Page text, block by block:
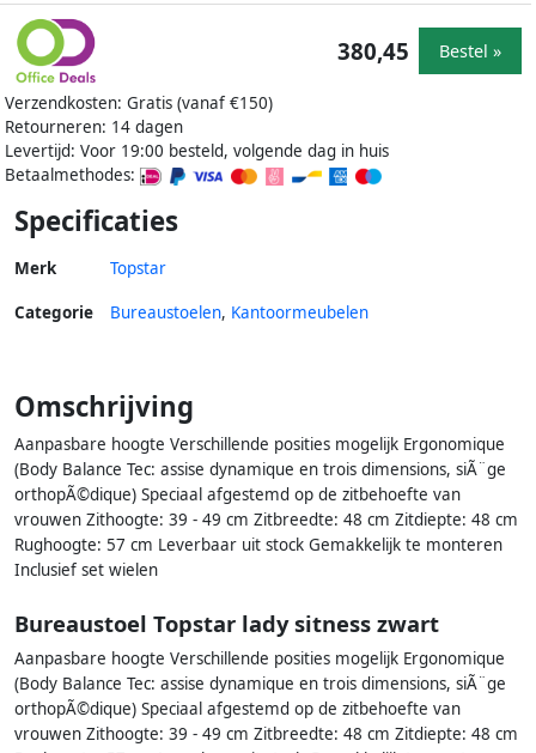
Verzendkosten: Gratis (vanaf €150)
Retourneren: 14 dagen
Levertijd: Voor 19:00 besteld, volgende dag in huis
Betaalmethodes:
380,45 Bestel »
Specificaties
Merk Topstar
Categorie Bureaustoelen, Kantoormeubelen
Omschrijving
Aanpasbare hoogte Verschillende posities mogelijk Ergonomique
(Body Balance Tec: assise dynamique en trois dimensions, siÃ¨ge
orthopÃ©dique) Speciaal afgestemd op de zitbehoefte van
vrouwen Zithoogte: 39 - 49 cm Zitbreedte: 48 cm Zitdiepte: 48 cm
Rughoogte: 57 cm Leverbaar uit stock Gemakkelijk te monteren
Inclusief set wielen
Bureaustoel Topstar lady sitness zwart
Aanpasbare hoogte Verschillende posities mogelijk Ergonomique
(Body Balance Tec: assise dynamique en trois dimensions, siÃ¨ge
orthopÃ©dique) Speciaal afgestemd op de zitbehoefte van
vrouwen Zithoogte: 39 - 49 cm Zitbreedte: 48 cm Zitdiepte: 48 cm